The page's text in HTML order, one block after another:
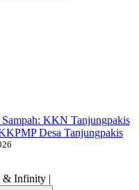
KKN Tanjungpakis
Desa Tanjungpakis
& Infinity |